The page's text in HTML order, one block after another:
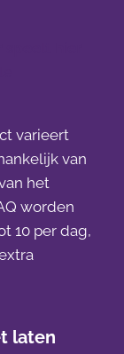
varieert
van
het
worden
10 per dag,
laten